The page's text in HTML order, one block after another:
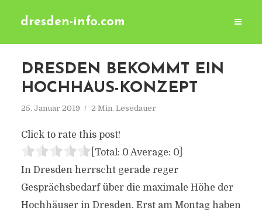
dresden-info.com
DRESDEN BEKOMMT EIN
HOCHHAUS-KONZEPT
25. Januar 2019 2 Min. Lesedauer
Click to rate this post!
[Total: 0 Average: 0]
In Dresden herrscht gerade reger
Gesprächsbedarf über die maximale Höhe der
Hochhäuser in Dresden. Erst am Montag haben